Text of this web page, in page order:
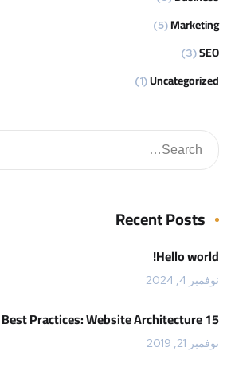
Marketing
(5)
SEO
(3)
Uncategorized
(1)
Recent Posts
Hello world!
نوفمبر 4, 2024
15 SEO Best Practices: Website Architecture
نوفمبر 21, 2019